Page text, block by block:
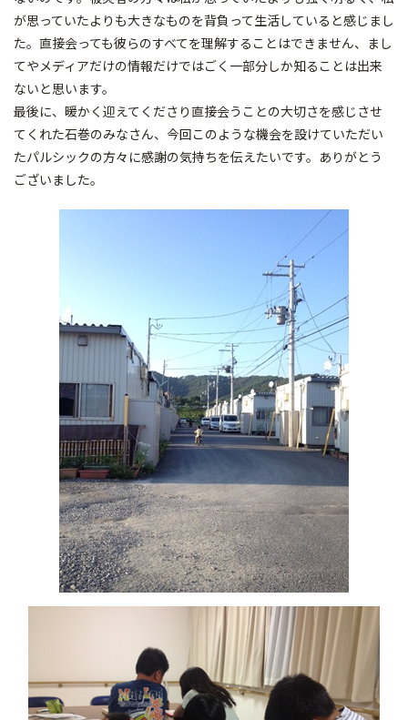
が思っていたよりも大きなものを背負って生活していると感じまし
た。直接会っても彼らのすべてを理解することはできません、まし
てやメディアだけの情報だけではごく一部分しか知ることは出来
ないと思います。
最後に、暖かく迎えてくださり直接会うことの大切さを感じさせ
てくれた石巻のみなさん、今回このような機会を設けていただい
たパルシックの方々に感謝の気持ちを伝えたいです。ありがとう
ございました。